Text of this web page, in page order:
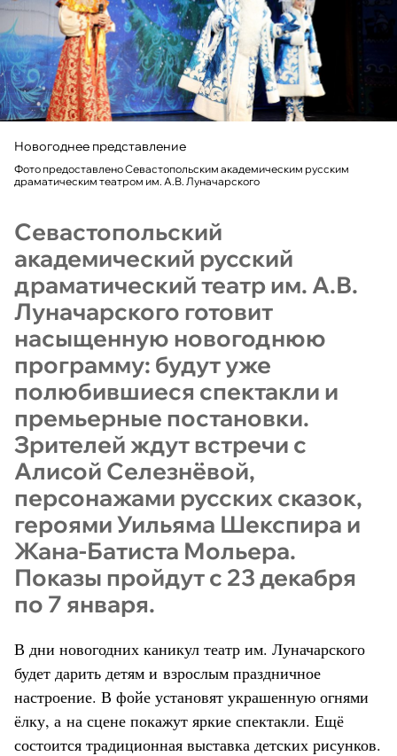
Новогоднее представление
Фото предоставлено Севастопольским академическим русским
драматическим театром им. А.В. Луначарского
Севастопольский
академический русский
драматический театр им. А.В.
Луначарского готовит
насыщенную новогоднюю
программу: будут уже
полюбившиеся спектакли и
премьерные постановки.
Зрителей ждут встречи с
Алисой Селезнёвой,
персонажами русских сказок,
героями Уильяма Шекспира и
Жана-Батиста Мольера.
Показы пройдут с 23 декабря
по 7 января.
В дни новогодних каникул театр им. Луначарского
будет дарить детям и взрослым праздничное
настроение. В фойе установят украшенную огнями
ёлку, а на сцене покажут яркие спектакли. Ещё
состоится традиционная выставка детских рисунков.